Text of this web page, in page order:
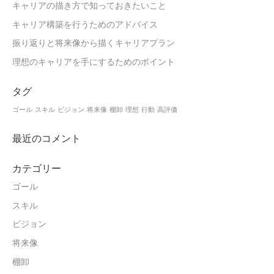
キャリアの描き方で知っておきたいこと
キャリア構築を行うためのアドバイス
振り返りと将来像から描くキャリアプラン
理想のキャリアを手にするためのポイント
タグ
ゴール スキル ビジョン 将来像 棚卸 理想 行動 高評価
最近のコメント
カテゴリー
ゴール
スキル
ビジョン
将来像
棚卸